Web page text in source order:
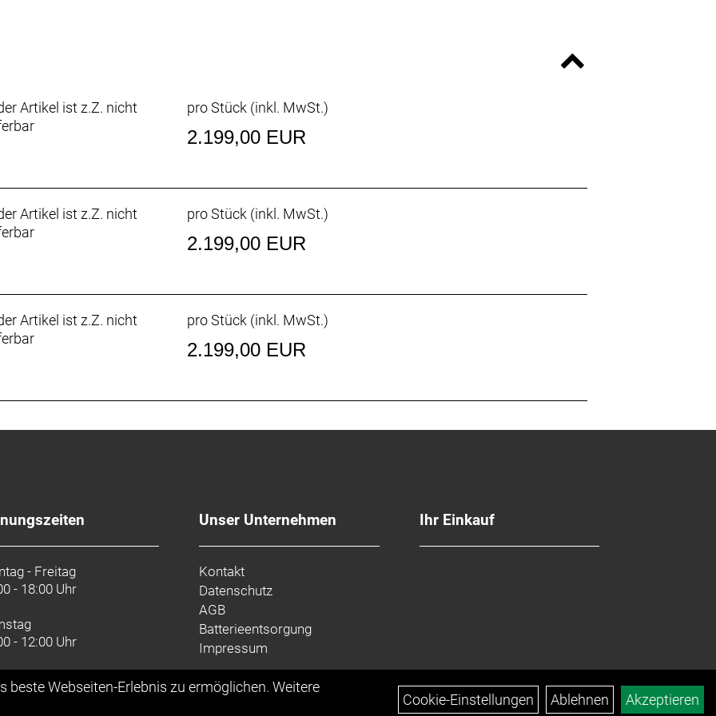
clamp
Lock
Artikel ist z.Z. nicht
pro Stück (inkl. MwSt.)
2.199,00 EUR
Artikel ist z.Z. nicht
pro Stück (inkl. MwSt.)
2.199,00 EUR
Artikel ist z.Z. nicht
pro Stück (inkl. MwSt.)
2.199,00 EUR
- Freitag
- 18:00 Uhr
- 12:00 Uhr
Unser Unternehmen
Kontakt
Datenschutz
AGB
Batterieentsorgung
Impressum
Ihr Einkauf
Webseiten-Erlebnis zu ermöglichen. Weitere
Cookie-Einstellungen Ablehnen Akzeptieren